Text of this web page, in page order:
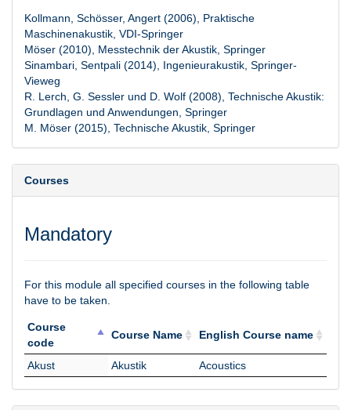
Kollmann, Schösser, Angert (2006), Praktische
Maschinenakustik, VDI-Springer
Möser (2010), Messtechnik der Akustik, Springer
Sinambari, Sentpali (2014), Ingenieurakustik, Springer-
Vieweg
R. Lerch, G. Sessler und D. Wolf (2008), Technische Akustik:
Grundlagen und Anwendungen, Springer
M. Möser (2015), Technische Akustik, Springer
Courses
Mandatory
For this module all specified courses in the following table
have to be taken.
Course
code
Course Name English Course name
Course
code
Course Name English Course name
Akust Akustik Acoustics